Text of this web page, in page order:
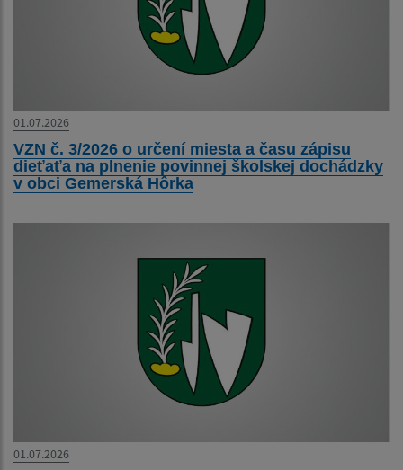
01.07.2026
VZN č. 3/2026 o určení miesta a času zápisu
dieťaťa na plnenie povinnej školskej dochádzky
v obci Gemerská Hôrka
01.07.2026